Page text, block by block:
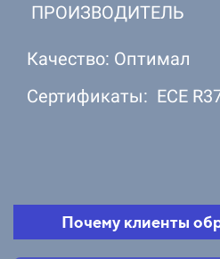
ПРОИЗВОДИТЕЛЬ
Качество: Оптимал
Сертификаты: ЕСЕ
Почему клиенты